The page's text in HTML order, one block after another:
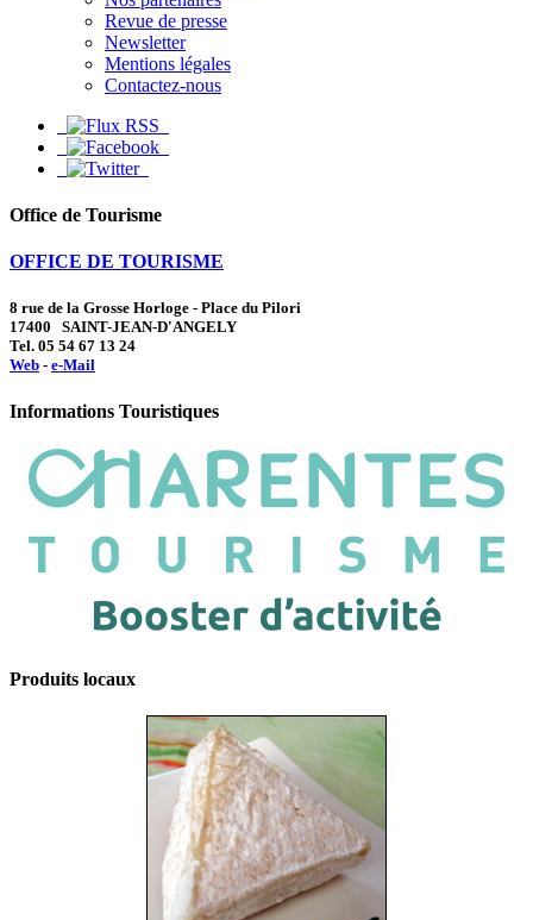
Revue de presse
Newsletter
Mentions légales
Contactez-nous
Office de Tourisme
OFFICE DE TOURISME
8 rue de la Grosse Horloge - Place du Pilori
17400 SAINT-JEAN-D'ANGELY
Tel. 05 54 67 13 24
Web - e-Mail
Informations Touristiques
Produits locaux